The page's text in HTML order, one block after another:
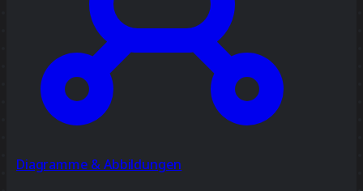
Diagramme & Abbildungen